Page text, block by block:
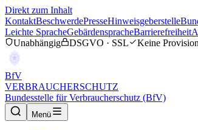
Direkt zum Inhalt
KontaktBeschwerdePresseHinweisgeberstelle
Leichte SpracheGebärdenspracheBarrierefreiheit
Unabhängig
DSGVO · SSL Keine
BfV
VERBRAUCHERSCHUTZ
Bundesstelle für Verbraucherschutz (BfV)
Menü